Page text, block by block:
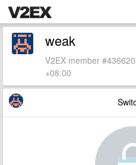
weak
V2EX member
+08:00